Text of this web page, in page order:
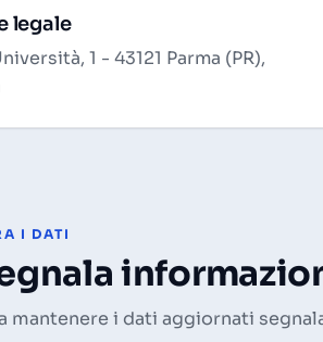
legale
1 - 43121 Parma (PR),
I DATI
mantenere i dati aggiornati